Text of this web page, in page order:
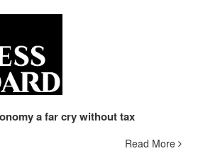
a far cry without tax
Read More